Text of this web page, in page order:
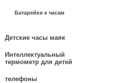
Батарейки к часам
Детские часы маяк
Интеллектуальный
термометр для детей
телефоны